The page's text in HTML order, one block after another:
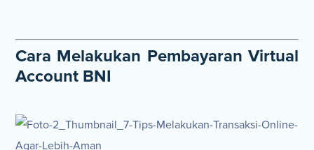
Cara Melakukan Pembayaran Virtual
Account BNI